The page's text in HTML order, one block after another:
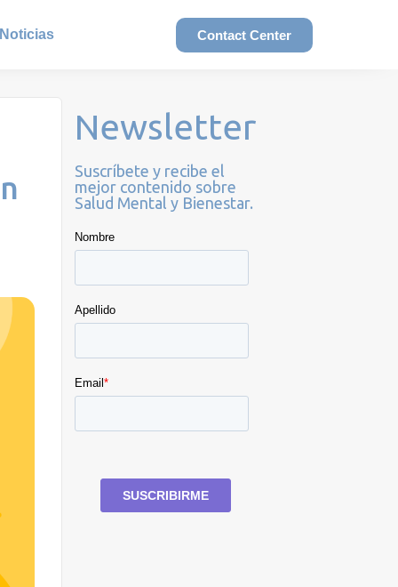
Noticias Contact Center
Newsletter
Suscríbete y recibe el
mejor contenido sobre
Salud Mental y Bienestar.